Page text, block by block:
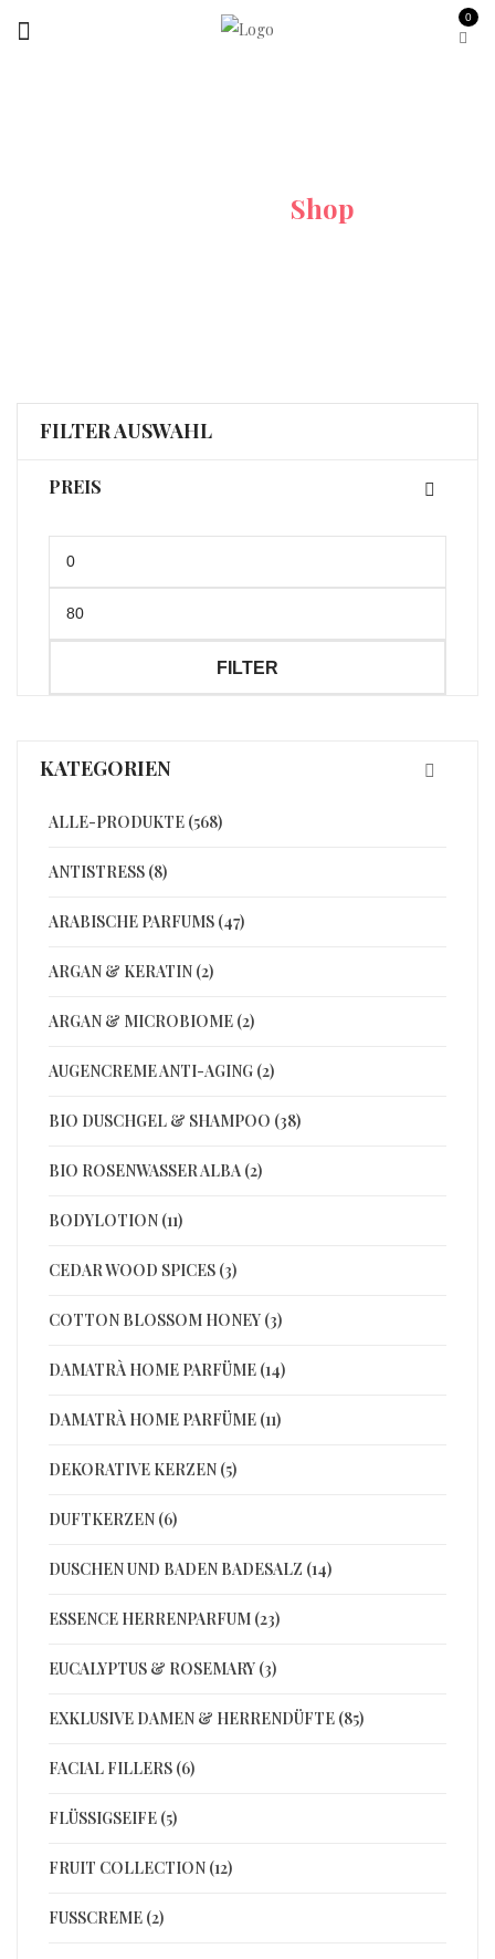
0
Shop
FILTER AUSWAHL
PREIS
Preis
Preis
FILTER
KATEGORIEN
ALLE-PRODUKTE (568)
ANTISTRESS (8)
ARABISCHE PARFUMS (47)
ARGAN & KERATIN (2)
ARGAN & MICROBIOME (2)
AUGENCREME ANTI-AGING (2)
BIO DUSCHGEL & SHAMPOO (38)
BIO ROSENWASSER ALBA (2)
BODYLOTION (11)
CEDAR WOOD SPICES (3)
COTTON BLOSSOM HONEY (3)
DAMATRÀ HOME PARFÜME (14)
DAMATRÀ HOME PARFÜME (11)
DEKORATIVE KERZEN (5)
DUFTKERZEN (6)
DUSCHEN UND BADEN BADESALZ (14)
ESSENCE HERRENPARFUM (23)
EUCALYPTUS & ROSEMARY (3)
EXKLUSIVE DAMEN & HERRENDÜFTE (85)
FACIAL FILLERS (6)
FLÜSSIGSEIFE (5)
FRUIT COLLECTION (12)
FUSSCREME (2)